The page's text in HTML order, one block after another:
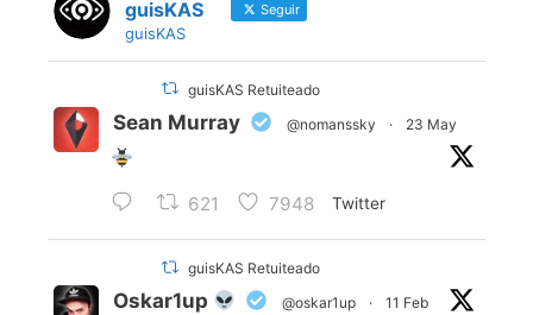
guisKAS Seguir
guisKAS
guisKAS Retuiteado
Sean Murray @nomanssky · 23 May
621 7948 Twitter
guisKAS Retuiteado
Oskar1up @oskar1up · 11 Feb